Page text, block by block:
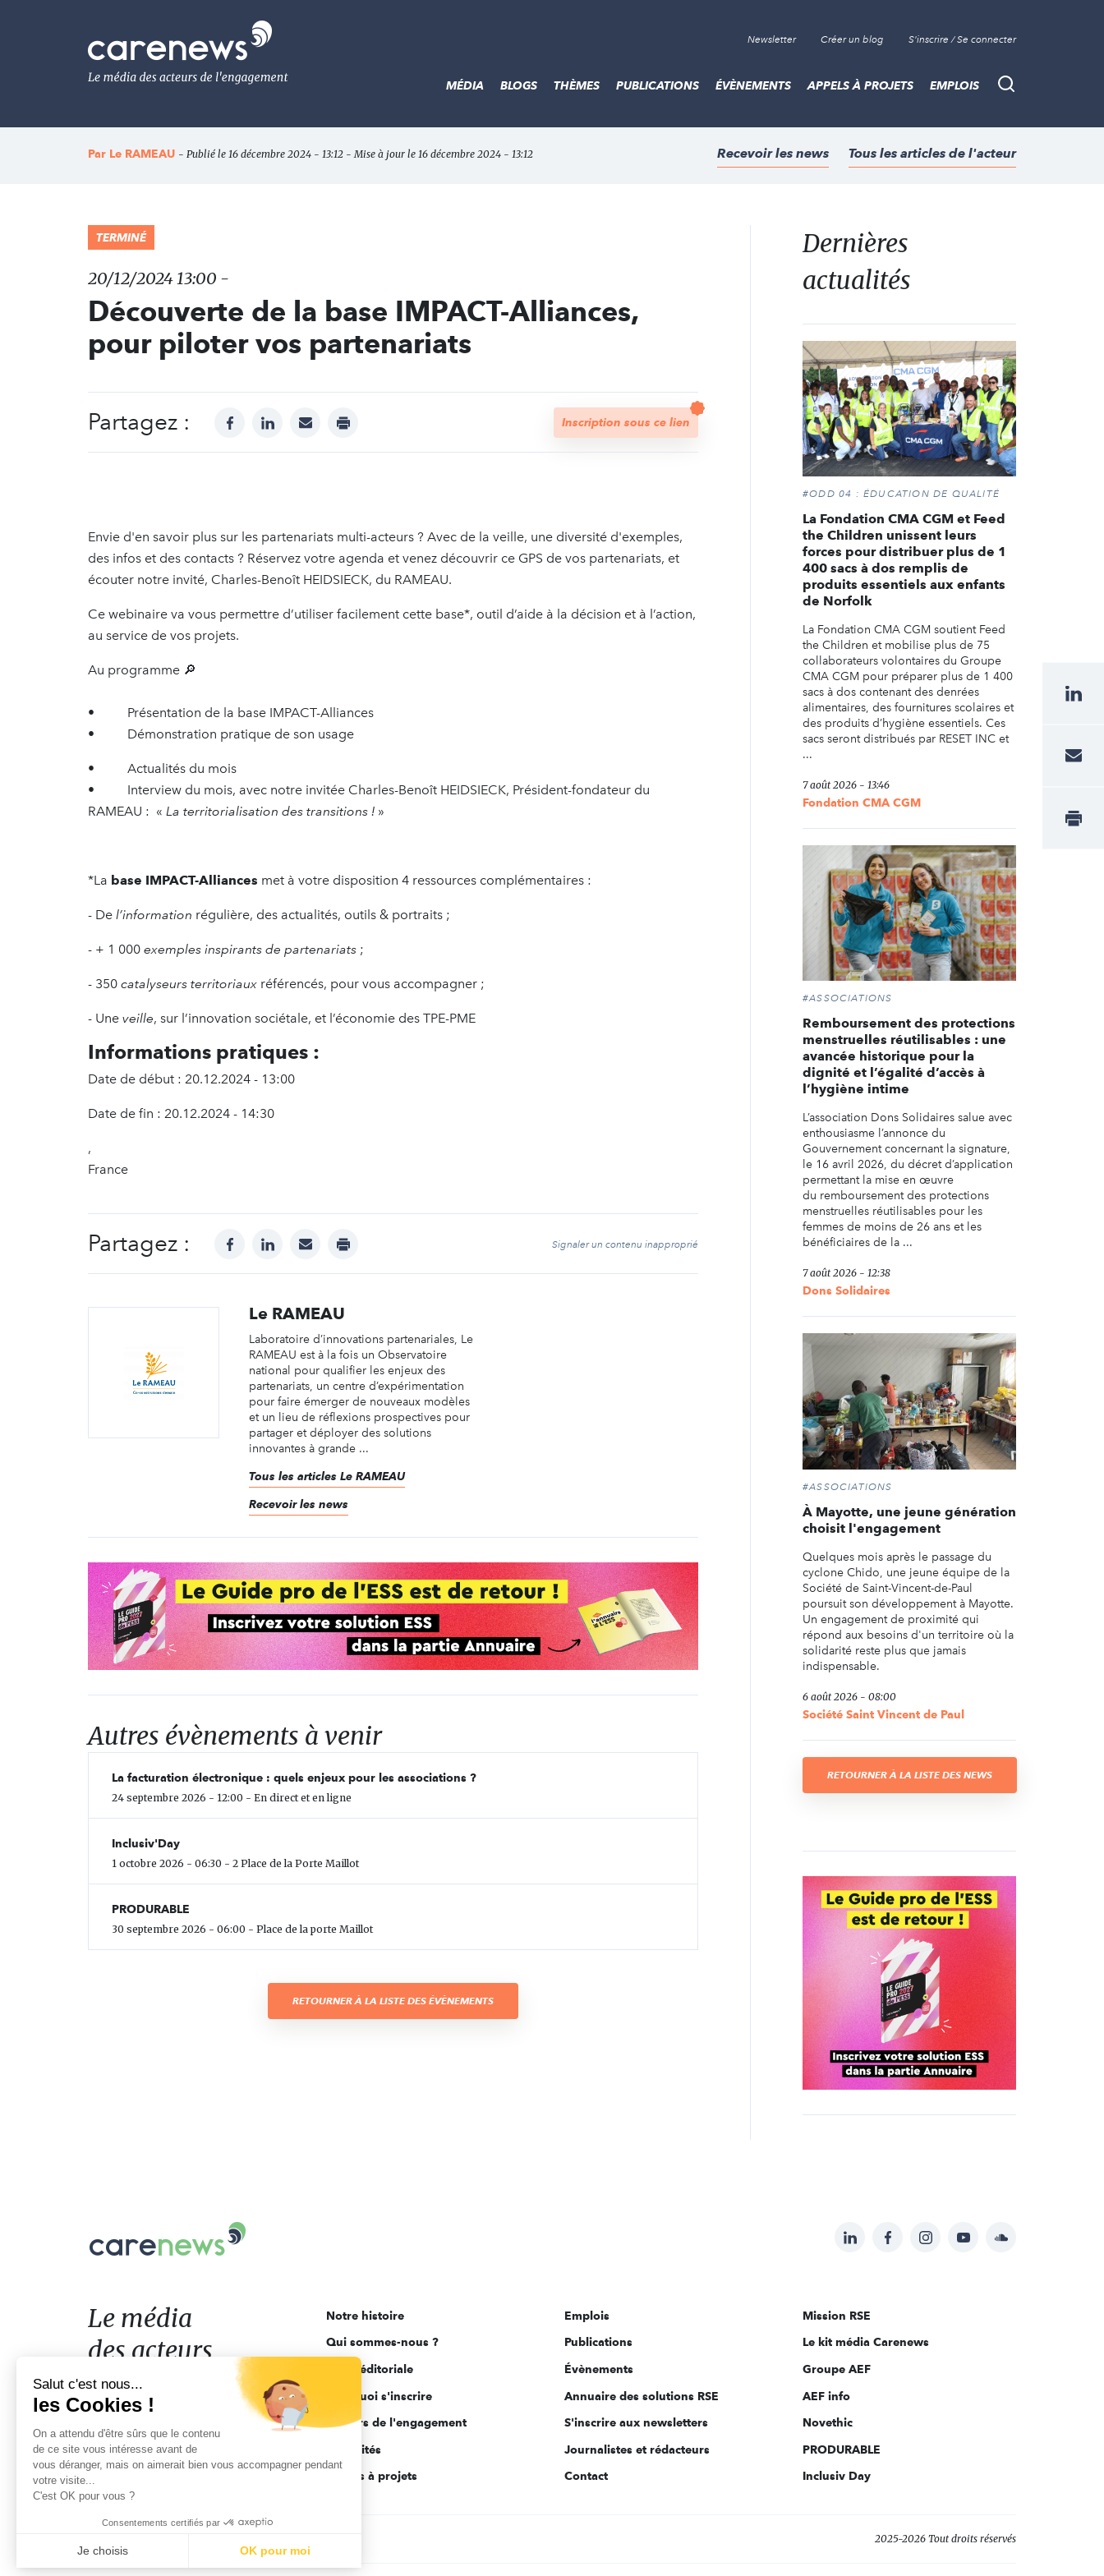
Le
média
de
l'engagement
Newsletter Créer un blog S'inscrire / Se connecter
Recherche
MÉDIA BLOGS THÈMES PUBLICATIONS ÉVÈNEMENTS APPELS À PROJETS EMPLOIS
Par Le RAMEAU - Publié le 16 décembre 2024 - 13:12 - Mise à jour le 16 décembre 2024 - 13:12 Recevoir les news Tous les articles de l'acteur
TERMINÉ
20/12/2024 13:00 -
Découverte de la base IMPACT-Alliances,
pour piloter vos partenariats
Partagez : facebooklinkedinmail print Inscription sous ce lien
Envie d'en savoir plus sur les partenariats multi-acteurs ? Avec de la veille, une diversité d'exemples,
des infos et des contacts ? Réservez votre agenda et venez découvrir ce GPS de vos partenariats, et
écouter notre invité, Charles-Benoît HEIDSIECK, du RAMEAU.
Ce webinaire va vous permettre d’utiliser facilement cette base*, outil d’aide à la décision et à l’action,
au service de vos projets.
Au programme 🔎
• Présentation de la base IMPACT-Alliances
• Démonstration pratique de son usage
• Actualités du mois
• Interview du mois, avec notre invitée Charles-Benoît HEIDSIECK, Président-fondateur du
RAMEAU : « La territorialisation des transitions ! »
*La base IMPACT-Alliances met à votre disposition 4 ressources complémentaires :
- De l’information régulière, des actualités, outils & portraits ;
- + 1 000 exemples inspirants de partenariats ;
- 350 catalyseurs territoriaux référencés, pour vous accompagner ;
- Une veille, sur l’innovation sociétale, et l’économie des TPE-PME
Informations pratiques :
Date de début : 20.12.2024 - 13:00
Date de fin : 20.12.2024 - 14:30
,
France
Partagez : facebooklinkedinmail print Signaler un contenu inapproprié
Le RAMEAU
Laboratoire d’innovations partenariales, Le
RAMEAU est à la fois un Observatoire
national pour qualifier les enjeux des
partenariats, un centre d’expérimentation
pour faire émerger de nouveaux modèles
et un lieu de réflexions prospectives pour
partager et déployer des solutions
innovantes à grande ...
Tous les articles Le RAMEAU
Recevoir les news
Autres évènements à venir
La facturation électronique : quels enjeux pour les associations ?
24 septembre 2026 - 12:00 - En direct et en ligne
Inclusiv'Day
1 octobre 2026 - 06:30 - 2 Place de la Porte Maillot
PRODURABLE
30 septembre 2026 - 06:00 - Place de la porte Maillot
RETOURNER À LA LISTE DES ÉVÈNEMENTS
Dernières
actualités
#ODD 04 : ÉDUCATION DE QUALITÉ
La Fondation CMA CGM et Feed
the Children unissent leurs
forces pour distribuer plus de 1
400 sacs à dos remplis de
produits essentiels aux enfants
de Norfolk
La Fondation CMA CGM soutient Feed
the Children et mobilise plus de 75
collaborateurs volontaires du Groupe
CMA CGM pour préparer plus de 1 400
sacs à dos contenant des denrées
alimentaires, des fournitures scolaires et
des produits d’hygiène essentiels. Ces
sacs seront distribués par RESET INC et
...
7 août 2026 - 13:46
Fondation CMA CGM
#ASSOCIATIONS
Remboursement des protections
menstruelles réutilisables : une
avancée historique pour la
dignité et l’égalité d’accès à
l’hygiène intime
L’association Dons Solidaires salue avec
enthousiasme l’annonce du
Gouvernement concernant la signature,
le 16 avril 2026, du décret d’application
permettant la mise en œuvre
du remboursement des protections
menstruelles réutilisables pour les
femmes de moins de 26 ans et les
bénéficiaires de la ...
7 août 2026 - 12:38
Dons Solidaires
#ASSOCIATIONS
À Mayotte, une jeune génération
choisit l'engagement
Quelques mois après le passage du
cyclone Chido, une jeune équipe de la
Société de Saint-Vincent-de-Paul
poursuit son développement à Mayotte.
Un engagement de proximité qui
répond aux besoins d'un territoire où la
solidarité reste plus que jamais
indispensable.
6 août 2026 - 08:00
Société Saint Vincent de Paul
RETOURNER À LA LISTE DES NEWS
Suivez-
sur:
LinkedInFacebookInstagramYouTubeSoundcloud
Le
acteurs
de
l'engagement
Le média
des acteurs
de l'engagement
Notre histoire
Qui sommes-nous ?
Ligne éditoriale
Pourquoi s'inscrire
Acteurs de l'engagement
Actualités
Appels à projets
Emplois
Publications
Évènements
Annuaire des solutions RSE
S'inscrire aux newsletters
Journalistes et rédacteurs
Contact
Mission RSE
Le kit média Carenews
Groupe AEF
AEF info
Novethic
PRODURABLE
Inclusiv Day
2025-2026 Tout droits réservés
Salut c'est nous...
les Cookies !
On a attendu d'être sûrs que le contenu
de ce site vous intéresse avant de
vous déranger, mais on aimerait bien vous accompagner pendant
votre visite...
C'est OK pour vous ?
Consentements certifiés par
Je choisis OK pour moi